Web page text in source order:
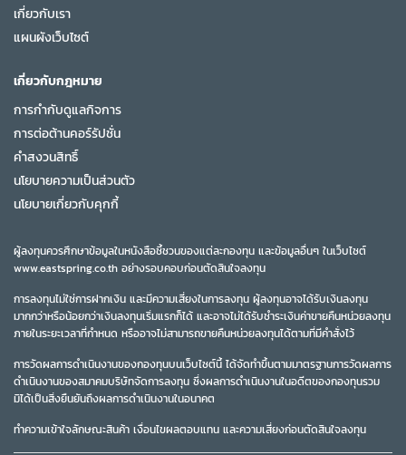
เกี่ยวกับเรา
แผนผังเว็บไซต์
เกี่ยวกับกฎหมาย
การกำกับดูแลกิจการ
การต่อต้านคอร์รัปชั่น
คำสงวนสิทธิ์
นโยบายความเป็นส่วนตัว
นโยบายเกี่ยวกับคุกกี้
ผู้ลงทุนควรศึกษาข้อมูลในหนังสือชี้ชวนของแต่ละกองทุน และข้อมูลอื่นๆ ในเว็บไซต์
www.eastspring.co.th อย่างรอบคอบก่อนตัดสินใจลงทุน
การลงทุนไม่ใช่การฝากเงิน และมีความเสี่ยงในการลงทุน ผู้ลงทุนอาจได้รับเงินลงทุน
มากกว่าหรือน้อยกว่าเงินลงทุนเริ่มแรกก็ได้ และอาจไม่ได้รับชำระเงินค่าขายคืนหน่วยลงทุน
ภายในระยะเวลาที่กำหนด หรืออาจไม่สามารถขายคืนหน่วยลงทุนได้ตามที่มีคำสั่งไว้
การวัดผลการดำเนินงานของกองทุนบนเว็บไซต์นี้ ได้จัดทำขึ้นตามมาตรฐานการวัดผลการ
ดำเนินงานของสมาคมบริษัทจัดการลงทุน ซึ่งผลการดำเนินงานในอดีตของกองทุนรวม
มิได้เป็นสิ่งยืนยันถึงผลการดำเนินงานในอนาคต
ทำความเข้าใจลักษณะสินค้า เงื่อนไขผลตอบแทน และความเสี่ยงก่อนตัดสินใจลงทุน